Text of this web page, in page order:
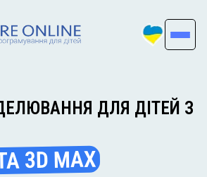
ДЛЯ ДІТЕЙ З
3D MAX